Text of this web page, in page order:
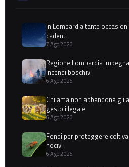
In Lombardia tante
cadenti
7 Ago 2026
Regione Lombardia
incendi boschivi
6 Ago 2026
Chi ama non abbandona gli
gesto illegale
6 Ago 2026
Fondi per proteggere
nocivi
6 Ago 2026